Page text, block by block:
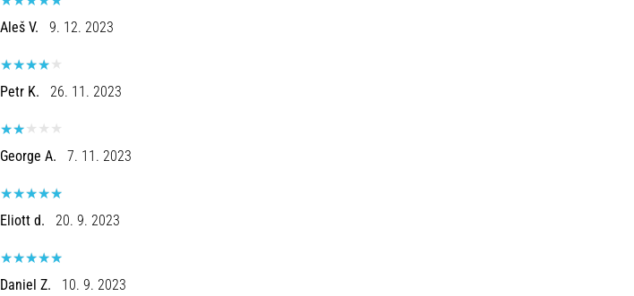
Aleš V. 9. 12. 2023
Petr K. 26. 11. 2023
George A. 7. 11. 2023
Eliott d. 20. 9. 2023
Daniel Z. 10. 9. 2023